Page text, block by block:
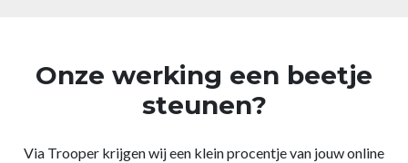
Onze werking een beetje
steunen?
Via Trooper krijgen wij een klein procentje van jouw online